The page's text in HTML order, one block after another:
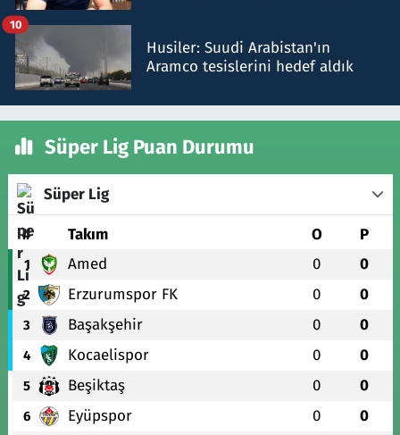
Husiler: Suudi Arabistan'ın
Aramco tesislerini hedef aldık
10
Süper Lig Puan Durumu
Süper Lig
# Takım O P
1 Amed 0 0
2 Erzurumspor FK 0 0
3 Başakşehir 0 0
4 Kocaelispor 0 0
5 Beşiktaş 0 0
6 Eyüpspor 0 0